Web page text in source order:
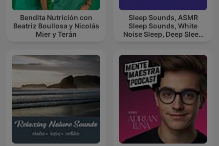
Bendita Nutrición con
Beatriz Boullosa y Nicolás
Mier y Terán
Sleep Sounds, ASMR
Sleep Sounds, White
Noise Sleep, Deep Sleep